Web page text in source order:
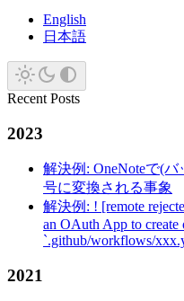
English
日本語
Recent Posts
2023
解決例: OneNoteで(
号に変換される事象
解決例: ! [remote
an OAuth App to
`.github/workflows/
2021